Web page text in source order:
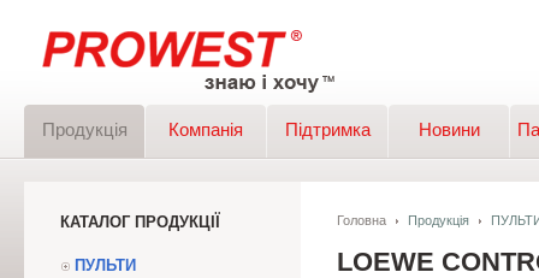
Продукція Компанія Підтримка Новини
КАТАЛОГ ПРОДУКЦІЇ
ПУЛЬТИ
Головна Продукція
LOEWE